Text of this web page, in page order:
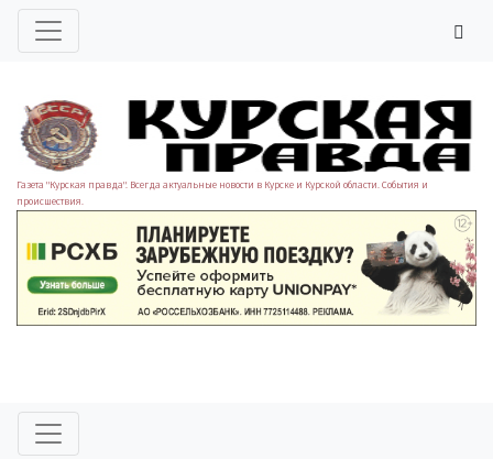
Газета "Курская правда". Всегда актуальные новости в Курске и Курской области. События и
происшествия.